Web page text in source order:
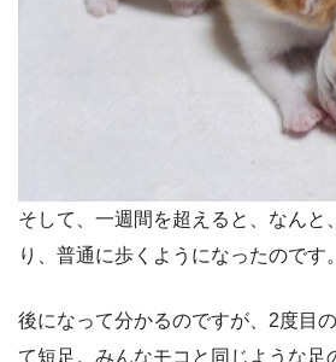
そして、一週間を超えると、なんと
り、普通に歩くようになったのです。
後になって分かるのですが、 2度目
て短足。みんなモコと同じような足